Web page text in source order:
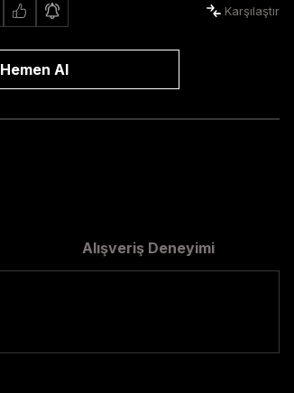
Karşılaştır
Hemen Al
Alışveriş Deneyimi